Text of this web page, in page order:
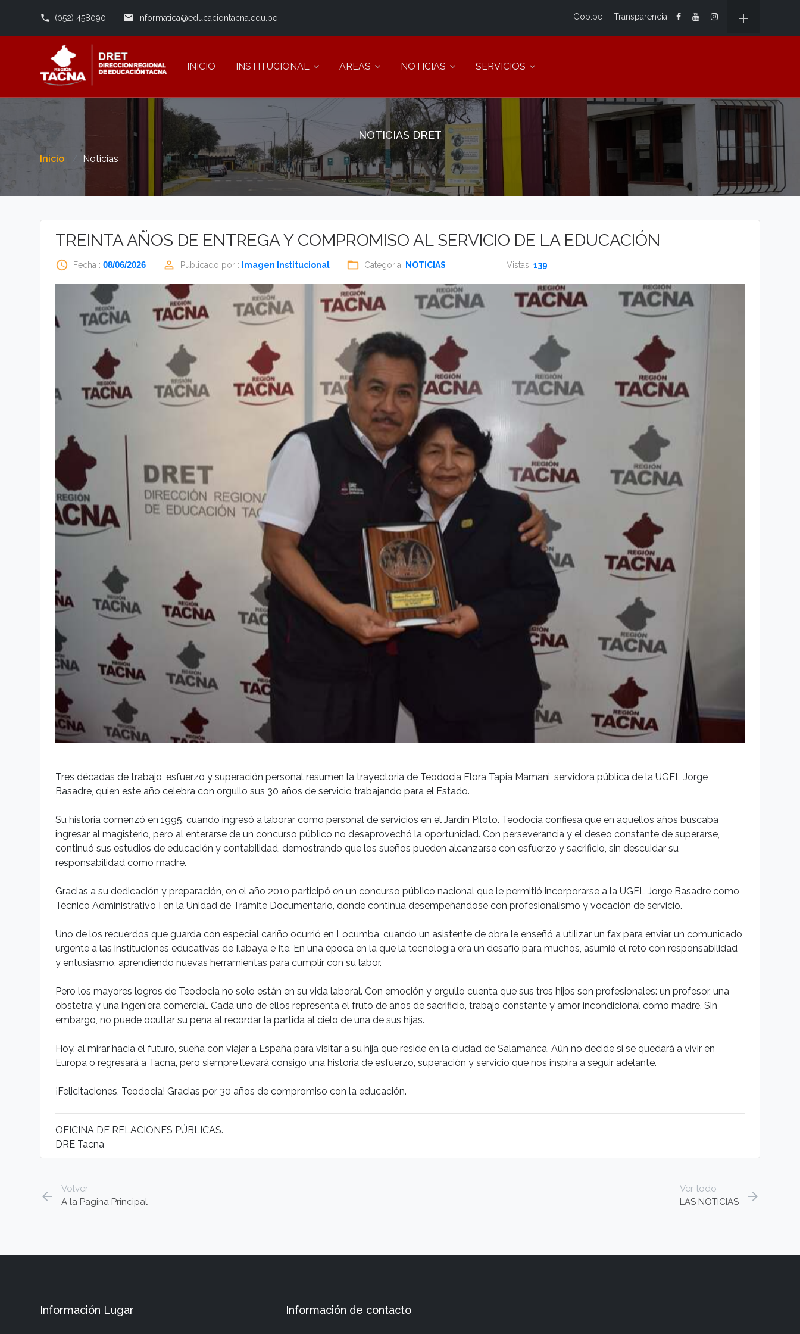
phone (052) 458090 email informatica@educaciontacna.edu.pe Gob.pe Transparencia add
INICIO INSTITUCIONAL AREAS NOTICIAS SERVICIOS
NOTICIAS DRET
Inicio Noticias
TREINTA AÑOS DE ENTREGA Y COMPROMISO AL SERVICIO DE LA EDUCACIÓN
access_time Fecha : 08/06/2026 perm_identity Publicado por : Imagen Institucional folder_open Categoria: NOTICIAS Vistas: 139
Tres décadas de trabajo, esfuerzo y superación personal resumen la trayectoria de Teodocia Flora Tapia Mamani, servidora pública de la UGEL Jorge
Basadre, quien este año celebra con orgullo sus 30 años de servicio trabajando para el Estado.
Su historia comenzó en 1995, cuando ingresó a laborar como personal de servicios en el Jardín Piloto. Teodocia confiesa que en aquellos años buscaba
ingresar al magisterio, pero al enterarse de un concurso público no desaprovechó la oportunidad. Con perseverancia y el deseo constante de superarse,
continuó sus estudios de educación y contabilidad, demostrando que los sueños pueden alcanzarse con esfuerzo y sacrificio, sin descuidar su
responsabilidad como madre.
Gracias a su dedicación y preparación, en el año 2010 participó en un concurso público nacional que le permitió incorporarse a la UGEL Jorge Basadre como
Técnico Administrativo I en la Unidad de Trámite Documentario, donde continúa desempeñándose con profesionalismo y vocación de servicio.
Uno de los recuerdos que guarda con especial cariño ocurrió en Locumba, cuando un asistente de obra le enseñó a utilizar un fax para enviar un comunicado
urgente a las instituciones educativas de Ilabaya e Ite. En una época en la que la tecnología era un desafío para muchos, asumió el reto con responsabilidad
y entusiasmo, aprendiendo nuevas herramientas para cumplir con su labor.
Pero los mayores logros de Teodocia no solo están en su vida laboral. Con emoción y orgullo cuenta que sus tres hijos son profesionales: un profesor, una
obstetra y una ingeniera comercial. Cada uno de ellos representa el fruto de años de sacrificio, trabajo constante y amor incondicional como madre. Sin
embargo, no puede ocultar su pena al recordar la partida al cielo de una de sus hijas.
Hoy, al mirar hacia el futuro, sueña con viajar a España para visitar a su hija que reside en la ciudad de Salamanca. Aún no decide si se quedará a vivir en
Europa o regresará a Tacna, pero siempre llevará consigo una historia de esfuerzo, superación y servicio que nos inspira a seguir adelante.
¡Felicitaciones, Teodocia! Gracias por 30 años de compromiso con la educación.
OFICINA DE RELACIONES PÚBLICAS.
DRE Tacna
arrow_back
Volver
A la Pagina Principal
arrow_forward
Ver todo
LAS NOTICIAS
Información Lugar Información de contacto